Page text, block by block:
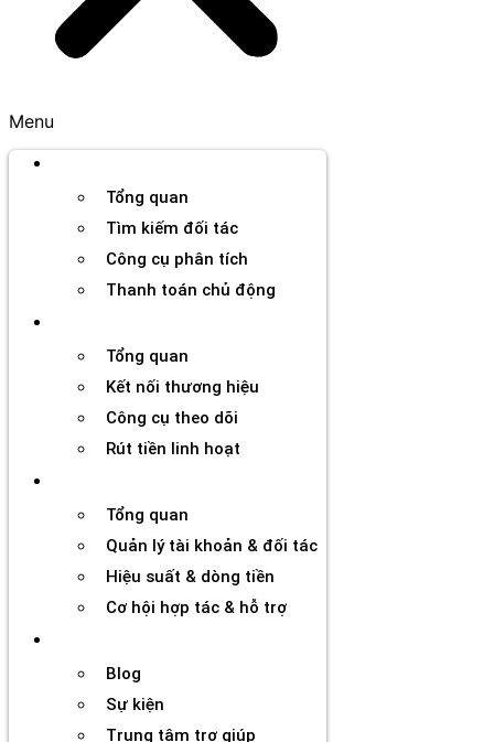
Menu
Tổng quan
Tìm kiếm đối tác
Công cụ phân tích
Thanh toán chủ động
Tổng quan
Kết nối thương hiệu
Công cụ theo dõi
Rút tiền linh hoạt
Tổng quan
Quản lý tài khoản & đối tác
Hiệu suất & dòng tiền
Cơ hội hợp tác & hỗ trợ
Blog
Sự kiện
Trung tâm trợ giúp